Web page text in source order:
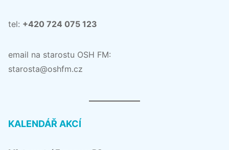
tel: +420 724 075 123
email na starostu OSH FM:
starosta@oshfm.cz
KALENDÁŘ AKCÍ